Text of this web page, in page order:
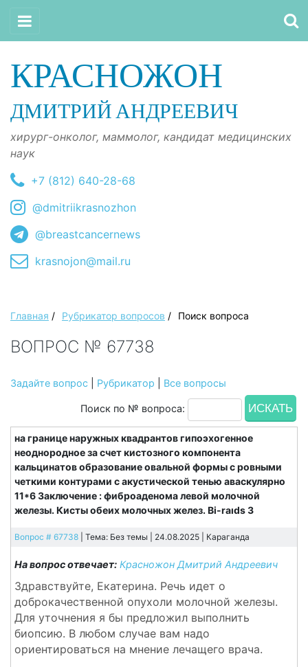
КРАСНОЖОН
ДМИТРИЙ АНДРЕЕВИЧ
хирург-онколог, маммолог, кандидат медицинских
наук
+7 (812) 640-28-68
@dmitriikrasnozhon
@breastcancernews
krasnojon@mail.ru
Главная / Рубрикатор вопросов / Поиск вопроса
ВОПРОС № 67738
Задайте вопрос Рубрикатор Все вопросы
Поиск по № вопроса:
на границе наружных квадрантов гипоэхогенное
неоднородное за счет кистозного компонента
кальцинатов образование овальной формы с ровными
четкими контурами с акустической тенью аваскулярно
11*6 Заключение : фиброаденома левой молочной
железы. Кисты обеих молочных желез. Bi-raıds 3
Вопрос # 67738 | Тема: Без темы | 24.08.2025 | Караганда
На вопрос отвечает: Красножон Дмитрий Андреевич
Здравствуйте, Екатерина. Речь идет о
доброкачественной опухоли молочной железы.
Для уточнения я бы предложил выполнить
биопсию. В любом случае вам надо
ориентироваться на мнение лечащего врача.